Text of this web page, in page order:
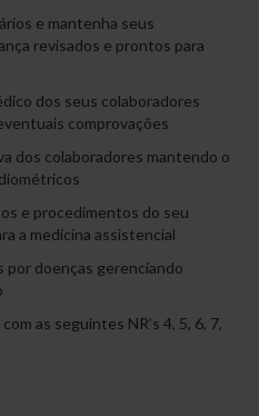
e mantenha seus
revisados e prontos para
dos seus colaboradores
comprovações
dos colaboradores mantendo o
e procedimentos do seu
a medicina assistencial
por doenças gerenciando
as seguintes NR’s 4, 5, 6, 7,